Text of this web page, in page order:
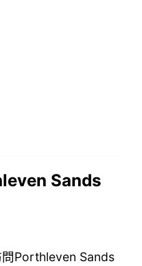
Sands
Porthleven Sands